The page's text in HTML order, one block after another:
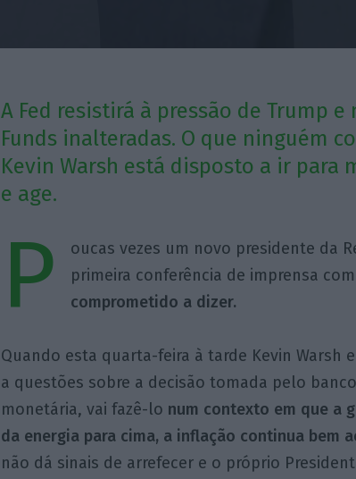
A Fed resistirá à pressão de Trump e
Funds inalteradas. O que ninguém
Kevin Warsh está disposto a ir para
e age.
P
oucas vezes um novo presidente da
primeira conferência de imprensa
comprometido a dizer.
Quando esta quarta-feira à tarde Kevin
a questões sobre a decisão tomada pelo
monetária, vai fazê-lo num contexto em que a
da energia para cima, a inflação continua bem
não dá sinais de arrefecer e o próprio